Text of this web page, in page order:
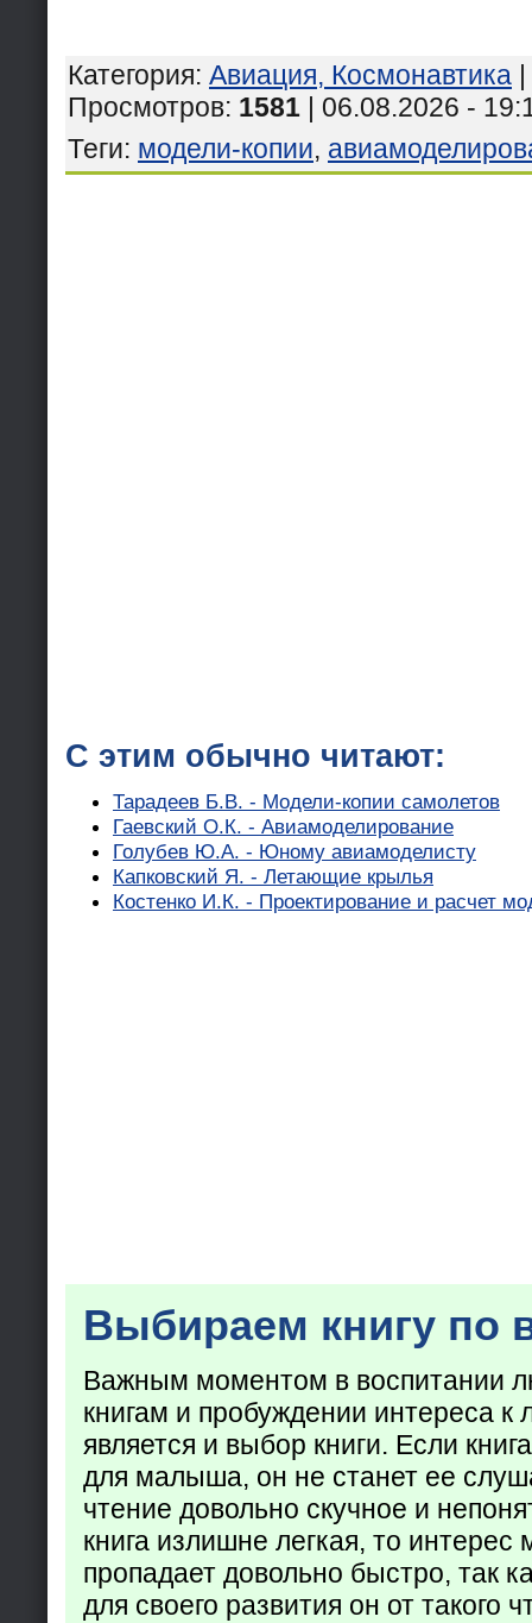
Категория: Авиация, Космонавтика |
Просмотров: 1581 | 06.08.2026 -
Теги: модели-копии,
С этим обычно читают:
Тарадеев Б.В. - Модели-копии самолетов
Гаевский О.К. - Авиамоделирование
Голубев Ю.А. - Юному авиамоделисту
Капковский Я. - Летающие крылья
Костенко И.К. - Проектирование и расчет
Выбираем книгу по
Важным моментом в воспитании
книгам и пробуждении интереса к
является и выбор книги. Если
для малыша, он не станет ее
чтение довольно скучное и
книга излишне легкая, то
пропадает довольно быстро, так
для своего развития он от такого